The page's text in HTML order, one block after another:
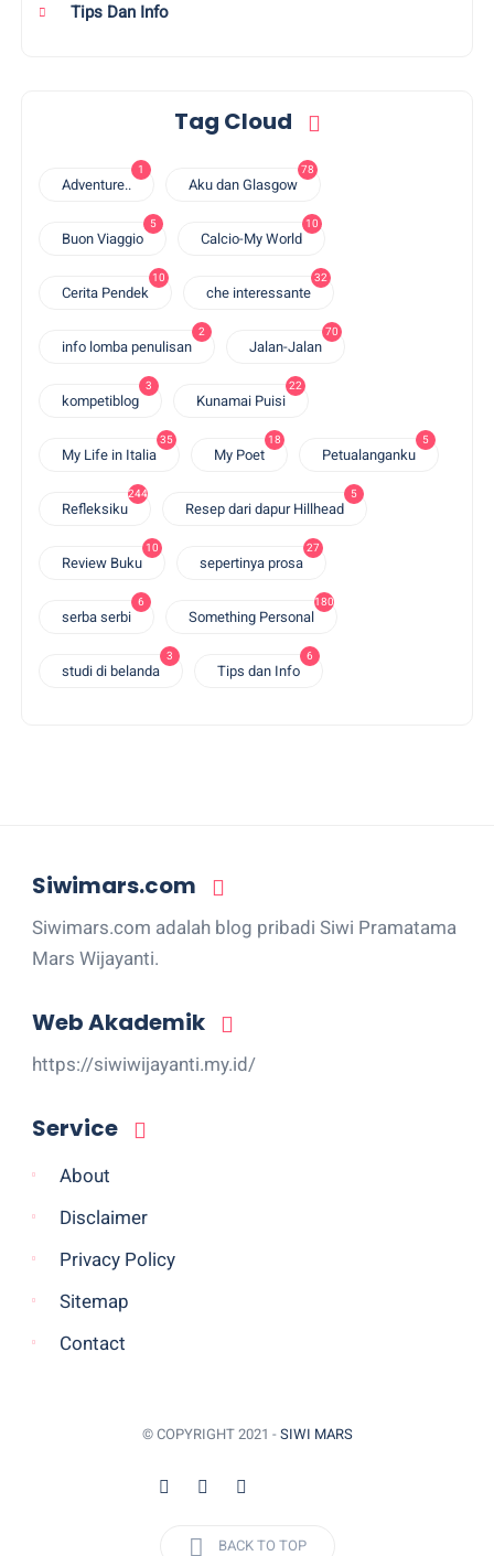
Tips Dan Info
Tag Cloud
Adventure..
1
Aku dan Glasgow
78
Buon Viaggio
5
Calcio-My World
10
Cerita Pendek
10
che interessante
32
info lomba penulisan
2
Jalan-Jalan
70
kompetiblog
3
Kunamai Puisi
22
My Life in Italia
35
My Poet
18
Petualanganku
5
Refleksiku
244
Resep dari dapur Hillhead
5
Review Buku
10
sepertinya prosa
27
serba serbi
6
Something Personal
180
studi di belanda
3
Tips dan Info
6
Siwimars.com
Siwimars.com adalah blog pribadi Siwi Pramatama
Mars Wijayanti.
Web Akademik
https://siwiwijayanti.my.id/
Service
About
Disclaimer
Privacy Policy
Sitemap
Contact
© COPYRIGHT 2021 - SIWI MARS
BACK TO TOP